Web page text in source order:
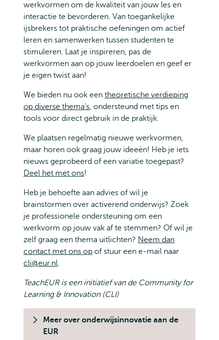
werkvormen om de kwaliteit van jouw les en
interactie te bevorderen. Van toegankelijke
ijsbrekers tot praktische oefeningen om actief
leren en samenwerken tussen studenten te
stimuleren. Laat je inspireren, pas de
werkvormen aan op jouw leerdoelen en geef er
je eigen twist aan!
We bieden nu ook een theoretische verdieping
op diverse thema's, ondersteund met tips en
tools voor direct gebruik in de praktijk.
We plaatsen regelmatig nieuwe werkvormen,
maar horen ook graag jouw ideeën! Heb je iets
nieuws geprobeerd of een variatie toegepast?
Deel het met ons!
Heb je behoefte aan advies of wil je
brainstormen over activerend onderwijs? Zoek
je professionele ondersteuning om een
werkvorm op jouw vak af te stemmen? Of wil je
zelf graag een thema uitlichten? Neem dan
contact met ons op of stuur een e-mail naar
cli@eur.nl.
TeachEUR is een initiatief van de Community for
Learning & Innovation (CLI)
Meer over onderwijsinnovatie aan de
EUR